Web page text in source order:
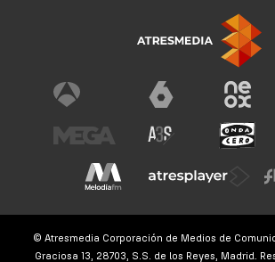
© Atresmedia Corporación de Medios de
Graciosa 13, 28703, S.S. de los Reyes, Madrid.